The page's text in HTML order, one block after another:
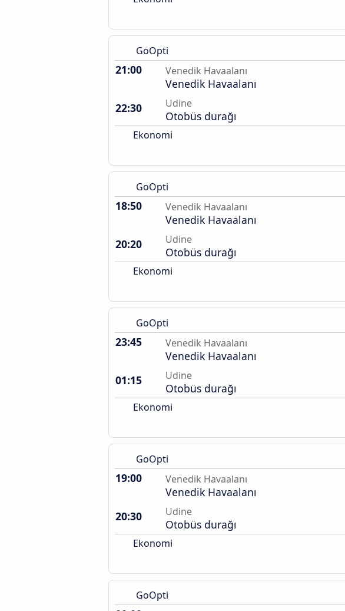
GoOpti
21:00 Venedik Havaalanı
Venedik Havaalanı
22:30
Udine
Otobüs durağı
Ekonomi
GoOpti
18:50 Venedik Havaalanı
Venedik Havaalanı
20:20
Udine
Otobüs durağı
Ekonomi
GoOpti
23:45 Venedik Havaalanı
Venedik Havaalanı
01:15
Udine
Otobüs durağı
Ekonomi
GoOpti
19:00 Venedik Havaalanı
Venedik Havaalanı
20:30
Udine
Otobüs durağı
Ekonomi
GoOpti